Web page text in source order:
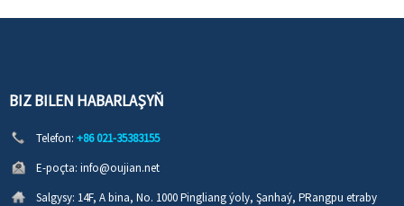
BIZ BILEN HABARLAŞYŇ
Telefon: +86 021-35383155
E-poçta: info@oujian.net
Salgysy: 14F, A bina, No. 1000 Pingliang ýoly, Şanhaý, PRangpu etraby